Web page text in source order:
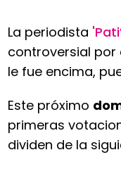
La periodista
controversial por
le fue encima,
Este próximo
primeras
dividen de la